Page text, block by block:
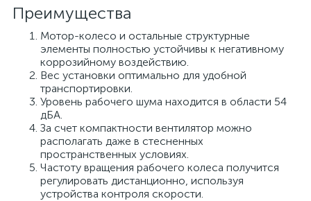
Преимущества
Мотор-колесо и остальные структурные
элементы полностью устойчивы к негативному
коррозийному воздействию.
Вес установки оптимально для удобной
транспортировки.
Уровень рабочего шума находится в области 54
дБА.
За счет компактности вентилятор можно
располагать даже в стесненных
пространственных условиях.
Частоту вращения рабочего колеса получится
регулировать дистанционно, используя
устройства контроля скорости.